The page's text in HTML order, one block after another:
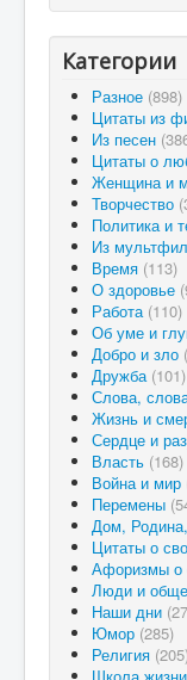
Категории
Разное (898)
Цитаты из
Из песен
Цитаты о
Женщина и
Творчество
Политика и
Из
Время (113)
О здоровье
Работа (110)
Об уме и
Добро и зло
Дружба (101)
Слова,
Жизнь и
Сердце и
Власть (168)
Война и мир
Перемены
Дом,
Цитаты о
Афоризмы о
Люди и
Наши дни
Юмор (285)
Религия